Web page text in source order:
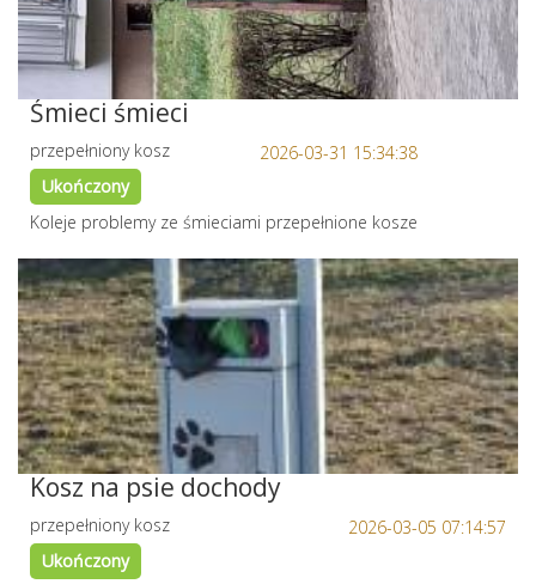
Śmieci śmieci
2026-03-31 15:34:38
przepełniony kosz
Ukończony
Koleje problemy ze śmieciami przepełnione kosze
Kosz na psie dochody
2026-03-05 07:14:57
przepełniony kosz
Ukończony